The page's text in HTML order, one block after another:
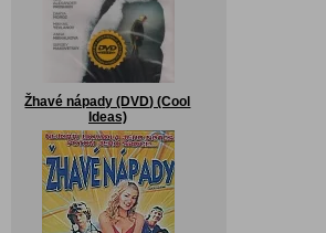
Žhavé nápady (DVD) (Cool
Ideas)